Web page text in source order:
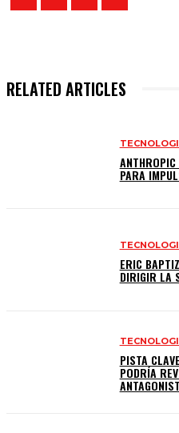
RELATED ARTICLES
PARA
ERIC
DIRIGIR LA
PISTA
PODRÍA